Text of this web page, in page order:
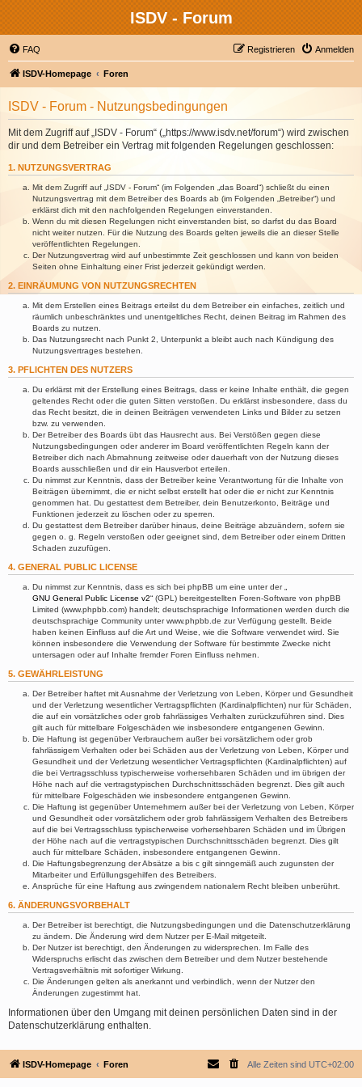
ISDV - Forum
FAQ Anmelden
Registrieren
ISDV-Homepage Foren
ISDV - Forum - Nutzungsbedingungen
Mit dem Zugriff auf „ISDV - Forum“ („https://www.isdv.net/forum“) wird zwischen
dir und dem Betreiber ein Vertrag mit folgenden Regelungen geschlossen:
1. NUTZUNGSVERTRAG
Mit dem Zugriff auf „ISDV - Forum“ (im Folgenden „das Board“) schließt du einen
Nutzungsvertrag mit dem Betreiber des Boards ab (im Folgenden „Betreiber“) und
erklärst dich mit den nachfolgenden Regelungen einverstanden.
Wenn du mit diesen Regelungen nicht einverstanden bist, so darfst du das Board
nicht weiter nutzen. Für die Nutzung des Boards gelten jeweils die an dieser Stelle
veröffentlichten Regelungen.
Der Nutzungsvertrag wird auf unbestimmte Zeit geschlossen und kann von beiden
Seiten ohne Einhaltung einer Frist jederzeit gekündigt werden.
2. EINRÄUMUNG VON NUTZUNGSRECHTEN
Mit dem Erstellen eines Beitrags erteilst du dem Betreiber ein einfaches, zeitlich und
räumlich unbeschränktes und unentgeltliches Recht, deinen Beitrag im Rahmen des
Boards zu nutzen.
Das Nutzungsrecht nach Punkt 2, Unterpunkt a bleibt auch nach Kündigung des
Nutzungsvertrages bestehen.
3. PFLICHTEN DES NUTZERS
Du erklärst mit der Erstellung eines Beitrags, dass er keine Inhalte enthält, die gegen
geltendes Recht oder die guten Sitten verstoßen. Du erklärst insbesondere, dass du
das Recht besitzt, die in deinen Beiträgen verwendeten Links und Bilder zu setzen
bzw. zu verwenden.
Der Betreiber des Boards übt das Hausrecht aus. Bei Verstößen gegen diese
Nutzungsbedingungen oder anderer im Board veröffentlichten Regeln kann der
Betreiber dich nach Abmahnung zeitweise oder dauerhaft von der Nutzung dieses
Boards ausschließen und dir ein Hausverbot erteilen.
Du nimmst zur Kenntnis, dass der Betreiber keine Verantwortung für die Inhalte von
Beiträgen übernimmt, die er nicht selbst erstellt hat oder die er nicht zur Kenntnis
genommen hat. Du gestattest dem Betreiber, dein Benutzerkonto, Beiträge und
Funktionen jederzeit zu löschen oder zu sperren.
Du gestattest dem Betreiber darüber hinaus, deine Beiträge abzuändern, sofern sie
gegen o. g. Regeln verstoßen oder geeignet sind, dem Betreiber oder einem Dritten
Schaden zuzufügen.
4. GENERAL PUBLIC LICENSE
Du nimmst zur Kenntnis, dass es sich bei phpBB um eine unter der „
GNU General Public License v2“ (GPL) bereitgestellten Foren-Software von phpBB
Limited (www.phpbb.com) handelt; deutschsprachige Informationen werden durch die
deutschsprachige Community unter www.phpbb.de zur Verfügung gestellt. Beide
haben keinen Einfluss auf die Art und Weise, wie die Software verwendet wird. Sie
können insbesondere die Verwendung der Software für bestimmte Zwecke nicht
untersagen oder auf Inhalte fremder Foren Einfluss nehmen.
5. GEWÄHRLEISTUNG
Der Betreiber haftet mit Ausnahme der Verletzung von Leben, Körper und Gesundheit
und der Verletzung wesentlicher Vertragspflichten (Kardinalpflichten) nur für Schäden,
die auf ein vorsätzliches oder grob fahrlässiges Verhalten zurückzuführen sind. Dies
gilt auch für mittelbare Folgeschäden wie insbesondere entgangenen Gewinn.
Die Haftung ist gegenüber Verbrauchern außer bei vorsätzlichem oder grob
fahrlässigem Verhalten oder bei Schäden aus der Verletzung von Leben, Körper und
Gesundheit und der Verletzung wesentlicher Vertragspflichten (Kardinalpflichten) auf
die bei Vertragsschluss typischerweise vorhersehbaren Schäden und im übrigen der
Höhe nach auf die vertragstypischen Durchschnittsschäden begrenzt. Dies gilt auch
für mittelbare Folgeschäden wie insbesondere entgangenen Gewinn.
Die Haftung ist gegenüber Unternehmern außer bei der Verletzung von Leben, Körper
und Gesundheit oder vorsätzlichem oder grob fahrlässigem Verhalten des Betreibers
auf die bei Vertragsschluss typischerweise vorhersehbaren Schäden und im Übrigen
der Höhe nach auf die vertragstypischen Durchschnittsschäden begrenzt. Dies gilt
auch für mittelbare Schäden, insbesondere entgangenen Gewinn.
Die Haftungsbegrenzung der Absätze a bis c gilt sinngemäß auch zugunsten der
Mitarbeiter und Erfüllungsgehilfen des Betreibers.
Ansprüche für eine Haftung aus zwingendem nationalem Recht bleiben unberührt.
6. ÄNDERUNGSVORBEHALT
Der Betreiber ist berechtigt, die Nutzungsbedingungen und die Datenschutzerklärung
zu ändern. Die Änderung wird dem Nutzer per E-Mail mitgeteilt.
Der Nutzer ist berechtigt, den Änderungen zu widersprechen. Im Falle des
Widerspruchs erlischt das zwischen dem Betreiber und dem Nutzer bestehende
Vertragsverhältnis mit sofortiger Wirkung.
Die Änderungen gelten als anerkannt und verbindlich, wenn der Nutzer den
Änderungen zugestimmt hat.
Informationen über den Umgang mit deinen persönlichen Daten sind in der
Datenschutzerklärung enthalten.
ISDV-Homepage Foren Alle Zeiten sind UTC+02:00